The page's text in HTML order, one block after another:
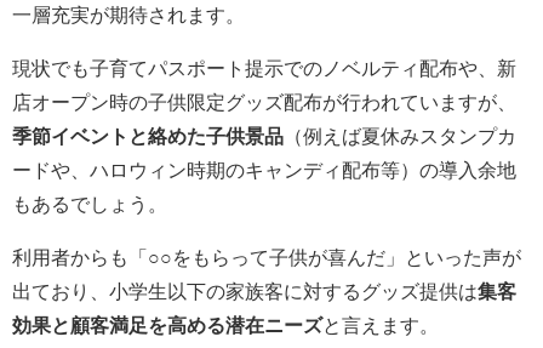
一層充実が期待されます。
現状でも子育てパスポート提示でのノベルティ配布や、新
店オープン時の子供限定グッズ配布が行われていますが、
季節イベントと絡めた子供景品 （例えば夏休みスタンプカ
ードや、ハロウィン時期のキャンディ配布等）の導入余地
もあるでしょう。
利用者からも「○○をもらって子供が喜んだ」といった声が
出ており、小学生以下の家族客に対するグッズ提供は集客
効果と顧客満足を高める潜在ニーズと言えます。